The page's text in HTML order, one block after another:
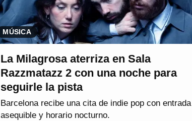
MÚSICA
La Milagrosa aterriza en Sala
Razzmatazz 2 con una noche para
seguirle la pista
Barcelona recibe una cita de indie pop con entrada
asequible y horario nocturno.